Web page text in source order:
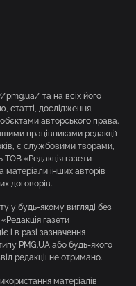
pmg.ua/ та на всіх його
статті, дослідження,
авторського права.
працівниками редакції
є службовими творами,
ТОВ «Редакція газети
інших авторів
договорів.
у будь-якому вигляді без
газети
і в разі зазначення
PMG.UA або будь-якого
редакції не отримано.
матеріалів